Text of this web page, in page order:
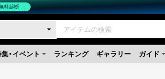
・イベント ランキング ギャラリー ガイド
料診断